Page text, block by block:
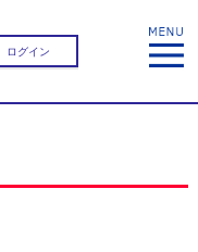
ログイン